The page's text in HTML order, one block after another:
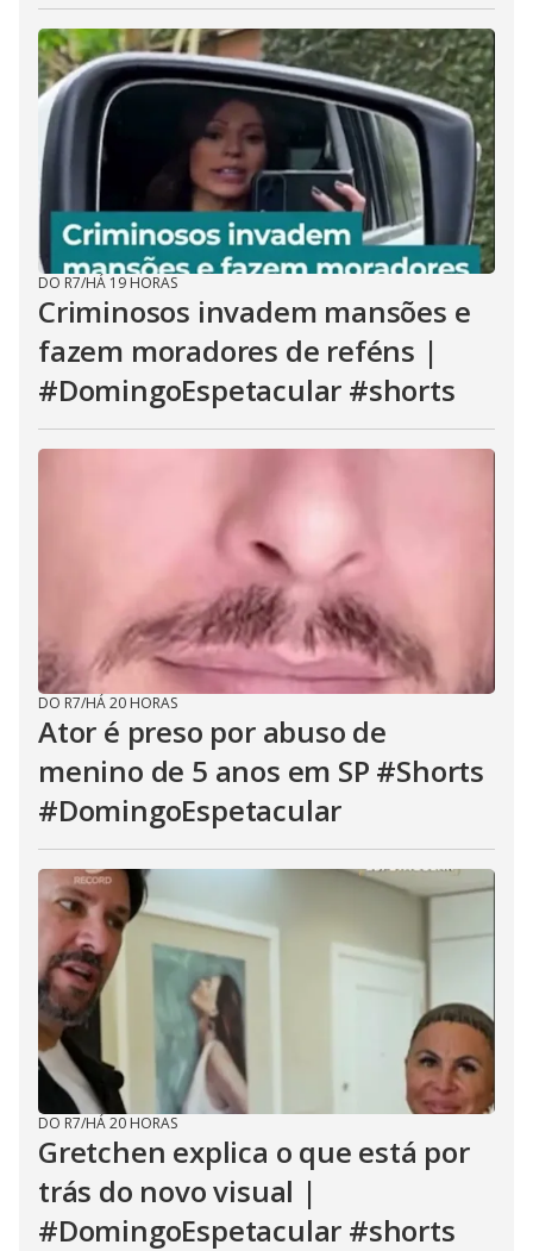
DO R7/HÁ 19 HORAS
Criminosos invadem mansões e
fazem moradores de reféns |
#DomingoEspetacular #shorts
DO R7/HÁ 20 HORAS
Ator é preso por abuso de
menino de 5 anos em SP #Shorts
#DomingoEspetacular
DO R7/HÁ 20 HORAS
Gretchen explica o que está por
trás do novo visual |
#DomingoEspetacular #shorts